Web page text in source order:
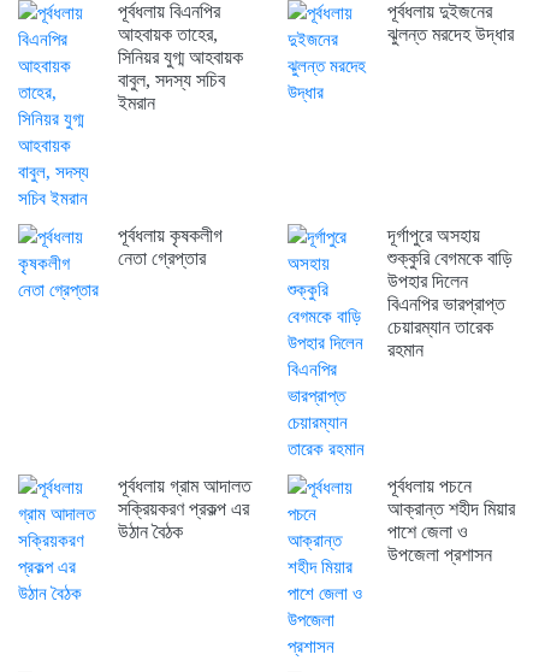
পূর্বধলায় বিএনপির
আহবায়ক তাহের,
সিনিয়র যুগ্ম আহবায়ক
বাবুল, সদস্য সচিব
ইমরান
পূর্বধলায় দুইজনের
ঝুলন্ত মরদেহ উদ্ধার
পূর্বধলায় কৃষকলীগ
নেতা গ্রেপ্তার
দূর্গাপুরে অসহায়
শুক্কুরি বেগমকে বাড়ি
উপহার দিলেন
বিএনপির ভারপ্রাপ্ত
চেয়ারম্যান তারেক
রহমান
পূর্বধলায় গ্রাম আদালত
সক্রিয়করণ প্রকল্প এর
উঠান বৈঠক
পূর্বধলায় পচনে
আক্রান্ত শহীদ মিয়ার
পাশে জেলা ও
উপজেলা প্রশাসন